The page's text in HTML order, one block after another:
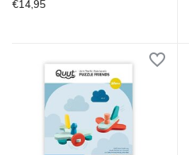
€14,95